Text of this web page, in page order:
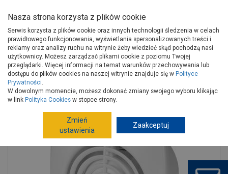
Strona główna Instalacje
Systemy wentylacyjne
Systemy kanałów wentylacyjnych
Wentylatory ścienne, kanałowe, dachowe
Wentylator wyciągowy Retis WR100 AWENTA
Nasza strona korzysta z plików cookie
Serwis korzysta z plików cookie oraz innych technologii śledzenia w celach
prawidłowego funkcjonowania, wyświetlania spersonalizowanych treści i
reklamy oraz analizy ruchu na witrynie żeby wiedzieć skąd pochodzą nasi
użytkownicy. Możesz zarządzać plikami cookie z poziomu Twojej
przeglądarki. Więcej informacji na temat warunków przechowywania lub
dostępu do plików cookies na naszej witrynie znajduje się w Polityce
Prywatności.
W dowolnym momencie, możesz dokonać zmiany swojego wyboru klikając
w link Polityka Cookies w stopce strony.
Zmień
ustawienia
Zaakceptuj